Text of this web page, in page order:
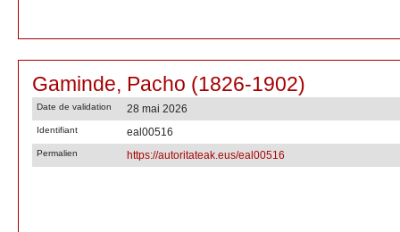
Gaminde, Pacho (1826-1902)
Date de validation 28 mai 2026
Identifiant eal00516
Permalien https://autoritateak.eus/eal00516